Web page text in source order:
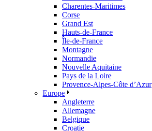
Charentes-Maritimes
Corse
Grand Est
Hauts-de-France
Île-de-France
Montagne
Normandie
Nouvelle Aquitaine
Pays de la Loire
Provence-Alpes-Côte d’Azur
Europe
Angleterre
Allemagne
Belgique
Croatie